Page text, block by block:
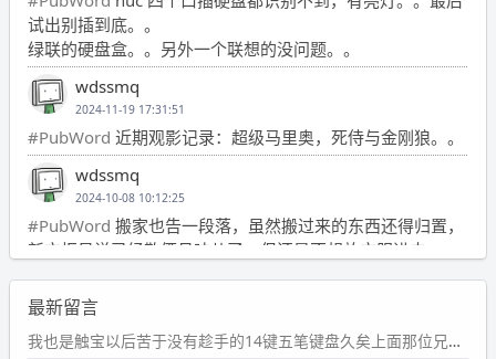
试出别插到底。。
绿联的硬盘盒。。另外一个联想的没问题。。
wdssmq
2024-11-19 17:31:51
#PubWord 近期观影记录：超级马里奥，死侍与金刚狼。。
wdssmq
2024-10-08 10:12:25
#PubWord 搬家也告一段落，虽然搬过来的东西还得归置，
新衣柜虽说已经散俩月味儿了，但还是不想放衣服进去。
wdssmq
2024-09-23 21:00:49
#PubWord要不我每年汇总整理一次？？碎雨集_沉冰浮水_
最新留言
我也是触宝以后苦于没有趁手的14键五笔键盘久矣上面那位兄台用的百度双键点划布局我也用过很久，那个皮肤做得很粗糙，个别键位的触发区域是错位的，快速打字时很容易出错，修改它的皮肤文件校正后勉强能用，但早年出的皮肤分辨率太低，实在谈不上美观。百度小米定制版的商店里有一个"小黑板"皮肤还不错(百度官方输入法商店里没有)，但那个风格我不喜欢这两天找到了一个叫"森林集"的公众号，开发了海量的皮肤，很多都有14键版本，付费但很便宜，几块钱，终于有自己满意的输入法了搜了一下，这个工作室还是百度的官方合作伙伴，不知道为什么14键作品都不在官方商店上架，难道是百度官方在刻意放弃14键？